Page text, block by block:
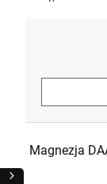
Magnezja